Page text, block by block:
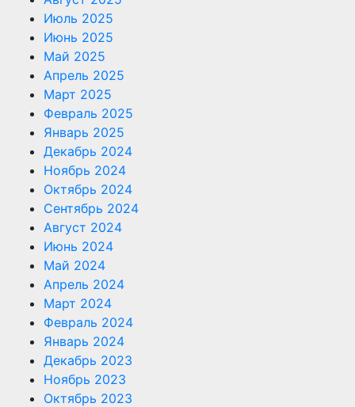
Июль 2025
Июнь 2025
Май 2025
Апрель 2025
Март 2025
Февраль 2025
Январь 2025
Декабрь 2024
Ноябрь 2024
Октябрь 2024
Сентябрь 2024
Август 2024
Июнь 2024
Май 2024
Апрель 2024
Март 2024
Февраль 2024
Январь 2024
Декабрь 2023
Ноябрь 2023
Октябрь 2023